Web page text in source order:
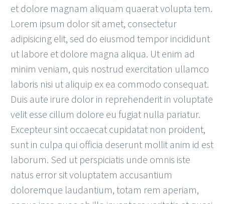
et dolore magnam aliquam quaerat volupta tem.
Lorem ipsum dolor sit amet, consectetur
adipisicing elit, sed do eiusmod tempor incididunt
ut labore et dolore magna aliqua. Ut enim ad
minim veniam, quis nostrud exercitation ullamco
laboris nisi ut aliquip ex ea commodo consequat.
Duis aute irure dolor in reprehenderit in voluptate
velit esse cillum dolore eu fugiat nulla pariatur.
Excepteur sint occaecat cupidatat non proident,
sunt in culpa qui officia deserunt mollit anim id est
laborum. Sed ut perspiciatis unde omnis iste
natus error sit voluptatem accusantium
doloremque laudantium, totam rem aperiam,